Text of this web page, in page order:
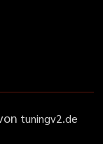
tuningv2.de